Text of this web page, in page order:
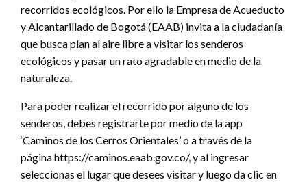
recorridos ecológicos. Por ello la Empresa de Acueducto
y Alcantarillado de Bogotá (EAAB) invita a la ciudadanía
que busca plan al aire libre a visitar los senderos
ecológicos y pasar un rato agradable en medio de la
naturaleza.
Para poder realizar el recorrido por alguno de los
senderos, debes registrarte por medio de la app
‘Caminos de los Cerros Orientales’ o a través de la
página https://caminos.eaab.gov.co/, y al ingresar
seleccionas el lugar que desees visitar y luego da clic en